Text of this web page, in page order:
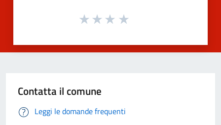
Contatta il comune
Leggi le domande frequenti